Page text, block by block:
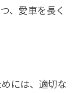
、愛車を長く
には、適切な